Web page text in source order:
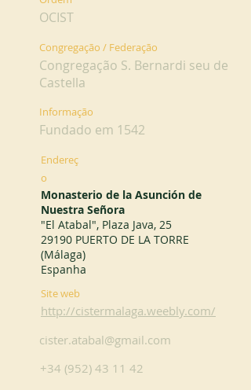
OCIST
Congregação / Federação
Congregação S. Bernardi seu de
Castella
Informação
Fundado em 1542
Endereç
o
Monasterio de la Asunción de
Nuestra Señora
"El Atabal", Plaza Java, 25
29190 PUERTO DE LA TORRE
(Málaga)
Espanha
Site web
http://cistermalaga.weebly.com/
cister.atabal@gmail.com
+34 (952) 43 11 42